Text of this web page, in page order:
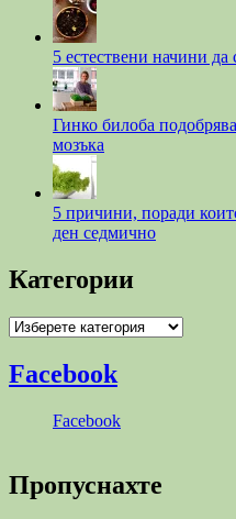
5 естествени начини да
Гинко билоба
мозъка
5 причини, поради
ден седмично
Категории
Категории
Facebook
Facebook
Пропуснахте